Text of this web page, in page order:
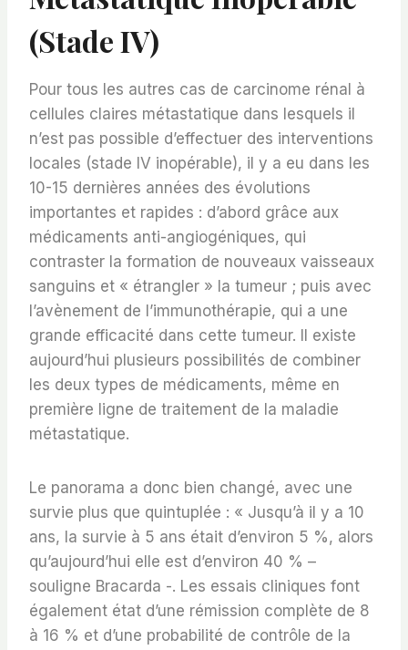
(stade IV)
Pour tous les autres cas de carcinome rénal à
cellules claires métastatique dans lesquels il
n’est pas possible d’effectuer des interventions
locales (stade IV inopérable), il y a eu dans les
10-15 dernières années des évolutions
importantes et rapides : d’abord grâce aux
médicaments anti-angiogéniques, qui
contraster la formation de nouveaux vaisseaux
sanguins et « étrangler » la tumeur ; puis avec
l’avènement de l’immunothérapie, qui a une
grande efficacité dans cette tumeur. Il existe
aujourd’hui plusieurs possibilités de combiner
les deux types de médicaments, même en
première ligne de traitement de la maladie
métastatique.
Le panorama a donc bien changé, avec une
survie plus que quintuplée : « Jusqu’à il y a 10
ans, la survie à 5 ans était d’environ 5 %, alors
qu’aujourd’hui elle est d’environ 40 % –
souligne Bracarda -. Les essais cliniques font
également état d’une rémission complète de 8
à 16 % et d’une probabilité de contrôle de la